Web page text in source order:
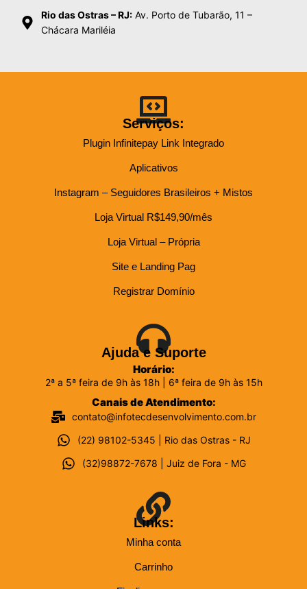
Rio das Ostras – RJ: Av. Porto de Tubarão, 11 –
Chácara Mariléia
Serviços:
Plugin Infinitepay Link Integrado
Aplicativos
Instagram – Seguidores Brasileiros + Mistos
Loja Virtual R$149,90/mês
Loja Virtual – Própria
Site e Landing Pag
Registrar Domínio
Ajuda e Suporte
Horário:
2ª a 5ª feira de 9h às 18h | 6ª feira de 9h às 15h
Canais de Atendimento:
contato@infotecdesenvolvimento.com.br
(22) 98102-5345 | Rio das Ostras - RJ
(32)98872-7678 | Juiz de Fora - MG
Links:
Minha conta
Carrinho